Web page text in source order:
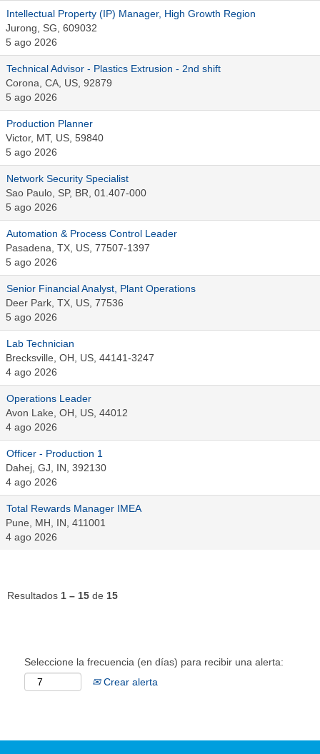
Intellectual Property (IP) Manager, High Growth Region
Jurong, SG, 609032
5 ago 2026
Technical Advisor - Plastics Extrusion - 2nd shift
Corona, CA, US, 92879
5 ago 2026
Production Planner
Victor, MT, US, 59840
5 ago 2026
Network Security Specialist
Sao Paulo, SP, BR, 01.407-000
5 ago 2026
Automation & Process Control Leader
Pasadena, TX, US, 77507-1397
5 ago 2026
Senior Financial Analyst, Plant Operations
Deer Park, TX, US, 77536
5 ago 2026
Lab Technician
Brecksville, OH, US, 44141-3247
4 ago 2026
Operations Leader
Avon Lake, OH, US, 44012
4 ago 2026
Officer - Production 1
Dahej, GJ, IN, 392130
4 ago 2026
Total Rewards Manager IMEA
Pune, MH, IN, 411001
4 ago 2026
Resultados 1 – 15 de 15
Seleccione la frecuencia (en días) para recibir una alerta:
Crear alerta